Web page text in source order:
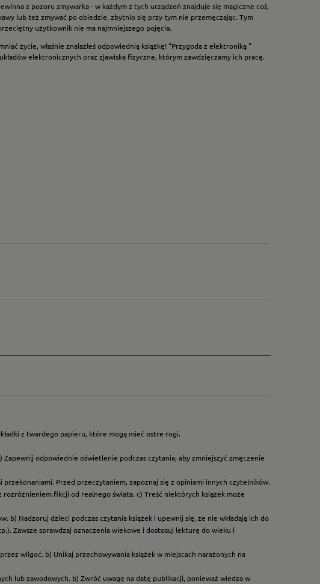
z pozoru zmywarka - w każdym z tych urządzeń znajduje się magiczne coś,
lub też zmywać po obiedzie, zbytnio się przy tym nie przemęczając. Tym
użytkownik nie ma najmniejszego pojęcia.
życie, właśnie znalazłeś odpowiednią książkę! "Przygoda z elektroniką "
elektronicznych oraz zjawiska fizyczne, którym zawdzięczamy ich pracę.
z twardego papieru, które mogą mieć ostre rogi.
odpowiednie oświetlenie podczas czytania, aby zmniejszyć zmęczenie
Przed przeczytaniem, zapoznaj się z opiniami innych czytelników.
fikcji od realnego świata. c) Treść niektórych książek może
b) Nadzoruj dzieci podczas czytania książek i upewnij się, że nie wkładają ich do
Zawsze sprawdzaj oznaczenia wiekowe i dostosuj lekturę do wieku i
wilgoć. b) Unikaj przechowywania książek w miejscach narażonych na
lub zawodowych. b) Zwróć uwagę na datę publikacji, ponieważ wiedza w